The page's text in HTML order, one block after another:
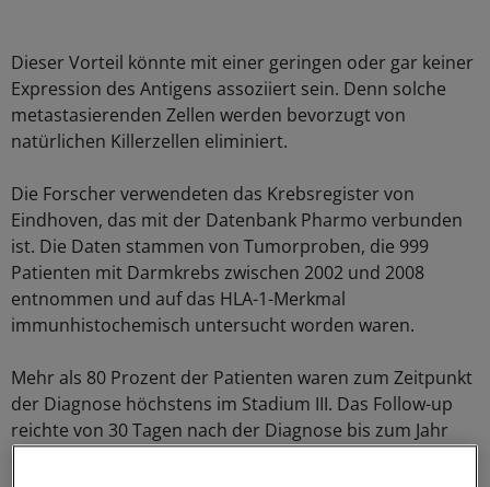
Dieser Vorteil könnte mit einer geringen oder gar keiner
Expression des Antigens assoziiert sein. Denn solche
metastasierenden Zellen werden bevorzugt von
natürlichen Killerzellen eliminiert.
Die Forscher verwendeten das Krebsregister von
Eindhoven, das mit der Datenbank Pharmo verbunden
ist. Die Daten stammen von Tumorproben, die 999
Patienten mit Darmkrebs zwischen 2002 und 2008
entnommen und auf das HLA-1-Merkmal
immunhistochemisch untersucht worden waren.
Mehr als 80 Prozent der Patienten waren zum Zeitpunkt
der Diagnose höchstens im Stadium III. Das Follow-up
reichte von 30 Tagen nach der Diagnose bis zum Jahr
2012 oder dem Tod des Patienten.